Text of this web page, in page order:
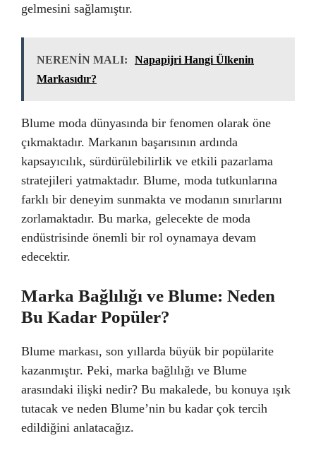
gelmesini sağlamıştır.
NERENİN MALI:
Napapijri Hangi Ülkenin
Markasıdır?
Blume moda dünyasında bir fenomen olarak öne
çıkmaktadır. Markanın başarısının ardında
kapsayıcılık, sürdürülebilirlik ve etkili pazarlama
stratejileri yatmaktadır. Blume, moda tutkunlarına
farklı bir deneyim sunmakta ve modanın sınırlarını
zorlamaktadır. Bu marka, gelecekte de moda
endüstrisinde önemli bir rol oynamaya devam
edecektir.
Marka Bağlılığı ve Blume: Neden
Bu Kadar Popüler?
Blume markası, son yıllarda büyük bir popülarite
kazanmıştır. Peki, marka bağlılığı ve Blume
arasındaki ilişki nedir? Bu makalede, bu konuya ışık
tutacak ve neden Blume’nin bu kadar çok tercih
edildiğini anlatacağız.